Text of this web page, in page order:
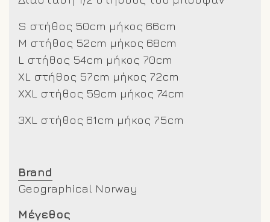
S στήθος 50cm μήκος 66cm
M στήθος 52cm μήκος 68cm
L στήθος 54cm μήκος 70cm
XL στήθος 57cm μήκος 72cm
XXL στήθος 59cm μήκος 74cm
3XL στήθος 61cm μήκος 75cm
Brand
Geographical Norway
Μέγεθος